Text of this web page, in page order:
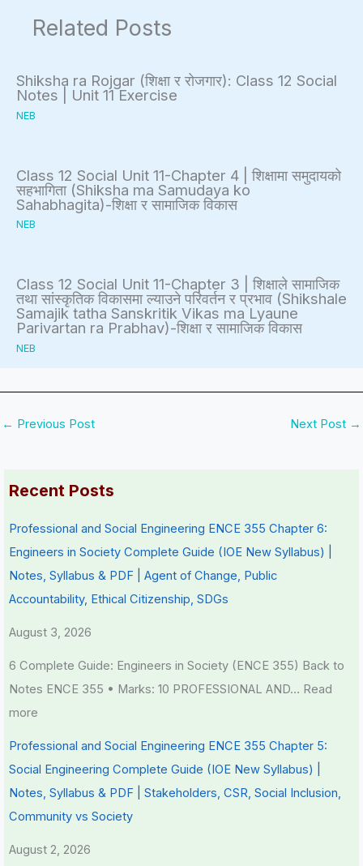
Related Posts
Shiksha ra Rojgar (शिक्षा र रोजगार): Class 12 Social
Notes | Unit 11 Exercise
NEB
Class 12 Social Unit 11-Chapter 4 | शिक्षामा समुदायको
सहभागिता (Shiksha ma Samudaya ko
Sahabhagita)-शिक्षा र सामाजिक विकास
NEB
Class 12 Social Unit 11-Chapter 3 | शिक्षाले सामाजिक
तथा सांस्कृतिक विकासमा ल्याउने परिवर्तन र प्रभाव (Shikshale
Samajik tatha Sanskritik Vikas ma Lyaune
Parivartan ra Prabhav)-शिक्षा र सामाजिक विकास
NEB
← Previous Post Next Post →
Recent Posts
Professional and Social Engineering ENCE 355 Chapter 6:
Engineers in Society Complete Guide (IOE New Syllabus) |
Notes, Syllabus & PDF | Agent of Change, Public
Accountability, Ethical Citizenship, SDGs
August 3, 2026
6 Complete Guide: Engineers in Society (ENCE 355) Back to
Notes ENCE 355 • Marks: 10 PROFESSIONAL AND… Read
more
Professional and Social Engineering ENCE 355 Chapter 5:
Social Engineering Complete Guide (IOE New Syllabus) |
Notes, Syllabus & PDF | Stakeholders, CSR, Social Inclusion,
Community vs Society
August 2, 2026